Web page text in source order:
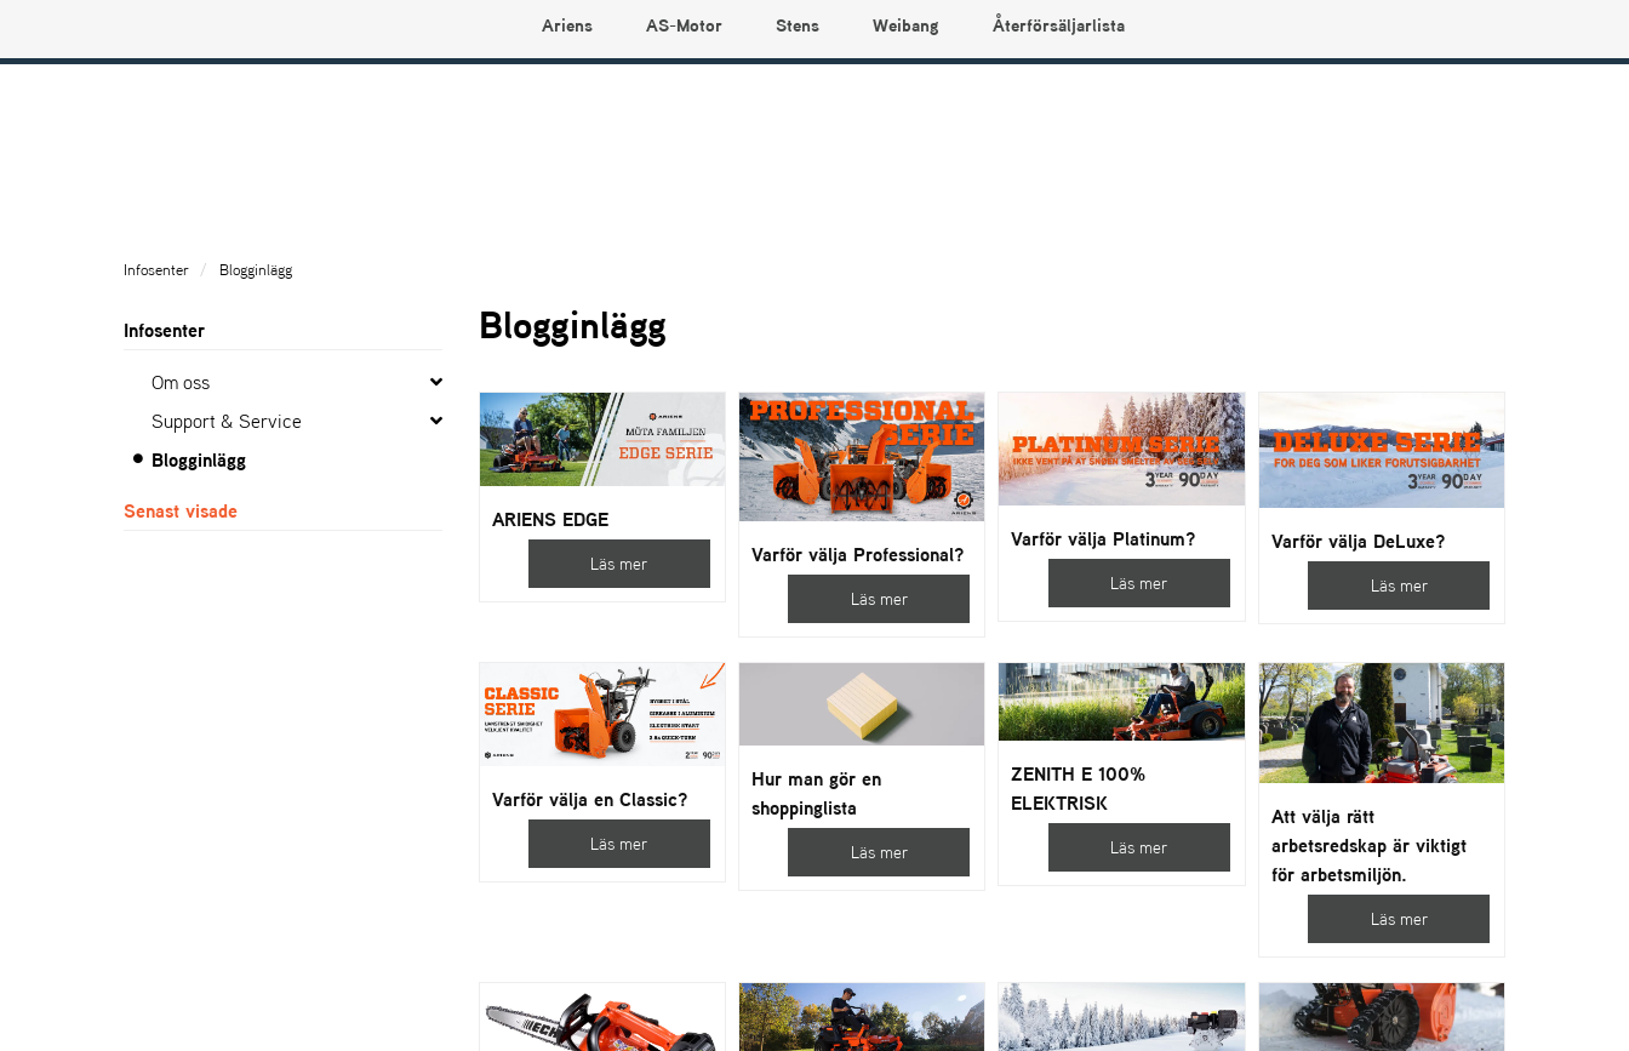
Ariens AS-Motor Stens Weibang Återförsäljarlista
Infosenter Blogginlägg
Infosenter
Om oss
Support & Service
Blogginlägg
Senast visade
Blogginlägg
ARIENS EDGE
Läs mer Varför välja Professional?
Läs mer
Varför välja Platinum?
Läs mer
Varför välja DeLuxe?
Läs mer
Varför välja en Classic?
Läs mer
Hur man gör en
shoppinglista
Läs mer
ZENITH E 100%
ELEKTRISK
Läs mer
Att välja rätt
arbetsredskap är viktigt
för arbetsmiljön.
Läs mer